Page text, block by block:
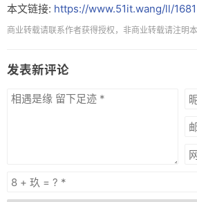
本文链接: https://www.51it.wang/ll/1681
商业转载请联系作者获得授权，非商业转载请注明
发表新评论